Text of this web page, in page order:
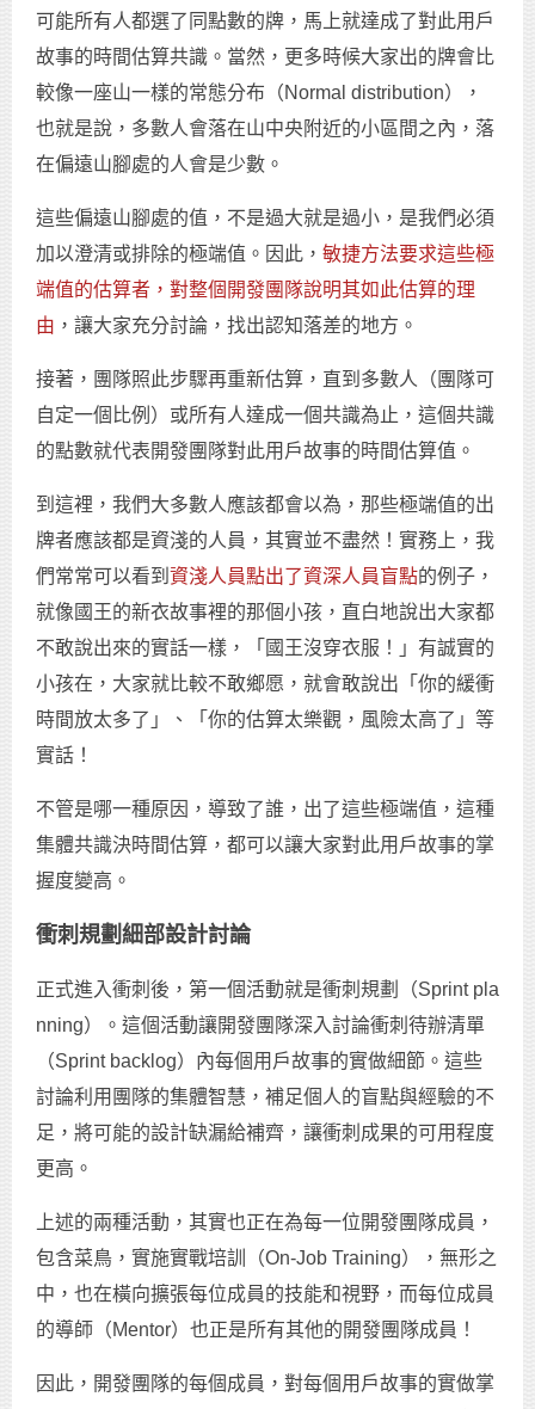
可能所有人都選了同點數的牌，馬上就達成了對此用戶
故事的時間估算共識。當然，更多時候大家出的牌會比
較像一座山一樣的常態分布（Normal distribution），
也就是說，多數人會落在山中央附近的小區間之內，落
在偏遠山腳處的人會是少數。
這些偏遠山腳處的值，不是過大就是過小，是我們必須
加以澄清或排除的極端值。因此， 敏捷方法要求這些極
端值的估算者，對整個開發團隊說明其如此估算的理
由 ，讓大家充分討論，找出認知落差的地方。
接著，團隊照此步驟再重新估算，直到多數人（團隊可
自定一個比例）或所有人達成一個共識為止，這個共識
的點數就代表開發團隊對此用戶故事的時間估算值。
到這裡，我們大多數人應該都會以為，那些極端值的出
牌者應該都是資淺的人員，其實並不盡然！實務上，我
們常常可以看到 資淺人員點出了資深人員盲點的例子，
就像國王的新衣故事裡的那個小孩，直白地說出大家都
不敢說出來的實話一樣，「國王沒穿衣服！」有誠實的
小孩在，大家就比較不敢鄉愿，就會敢說出「你的緩衝
時間放太多了」、「你的估算太樂觀，風險太高了」等
實話！
不管是哪一種原因，導致了誰，出了這些極端值，這種
集體共識決時間估算，都可以讓大家對此用戶故事的掌
握度變高。
衝刺規劃細部設計討論
正式進入衝刺後，第一個活動就是衝刺規劃（Sprint pla
nning）。這個活動讓開發團隊深入討論衝刺待辦清單
（Sprint backlog）內每個用戶故事的實做細節。這些
討論利用團隊的集體智慧，補足個人的盲點與經驗的不
足，將可能的設計缺漏給補齊，讓衝刺成果的可用程度
更高。
上述的兩種活動，其實也正在為每一位開發團隊成員，
包含菜鳥，實施實戰培訓（On-Job Training），無形之
中，也在橫向擴張每位成員的技能和視野，而每位成員
的導師（Mentor）也正是所有其他的開發團隊成員！
因此，開發團隊的每個成員，對每個用戶故事的實做掌